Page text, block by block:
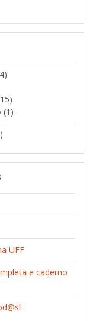
(1)
UFF
e caderno